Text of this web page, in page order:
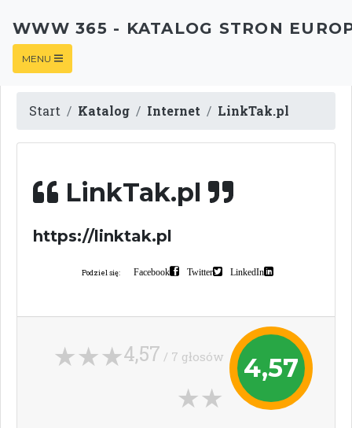
WWW 365 - KATALOG STRON
MENU
Start Katalog Internet LinkTak.pl
LinkTak.pl
https://linktak.pl
Podziel się: Facebook Twitter LinkedIn
4,57
4,57 / 7 głosów